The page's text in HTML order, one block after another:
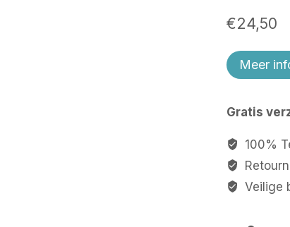
€24,50
Meer
Gratis
100%
Veilige